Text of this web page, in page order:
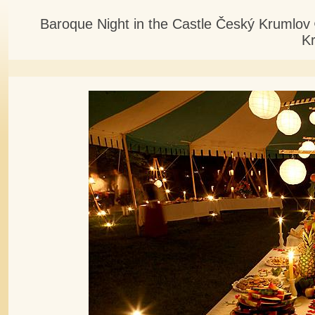
Baroque Night in the Castle Český